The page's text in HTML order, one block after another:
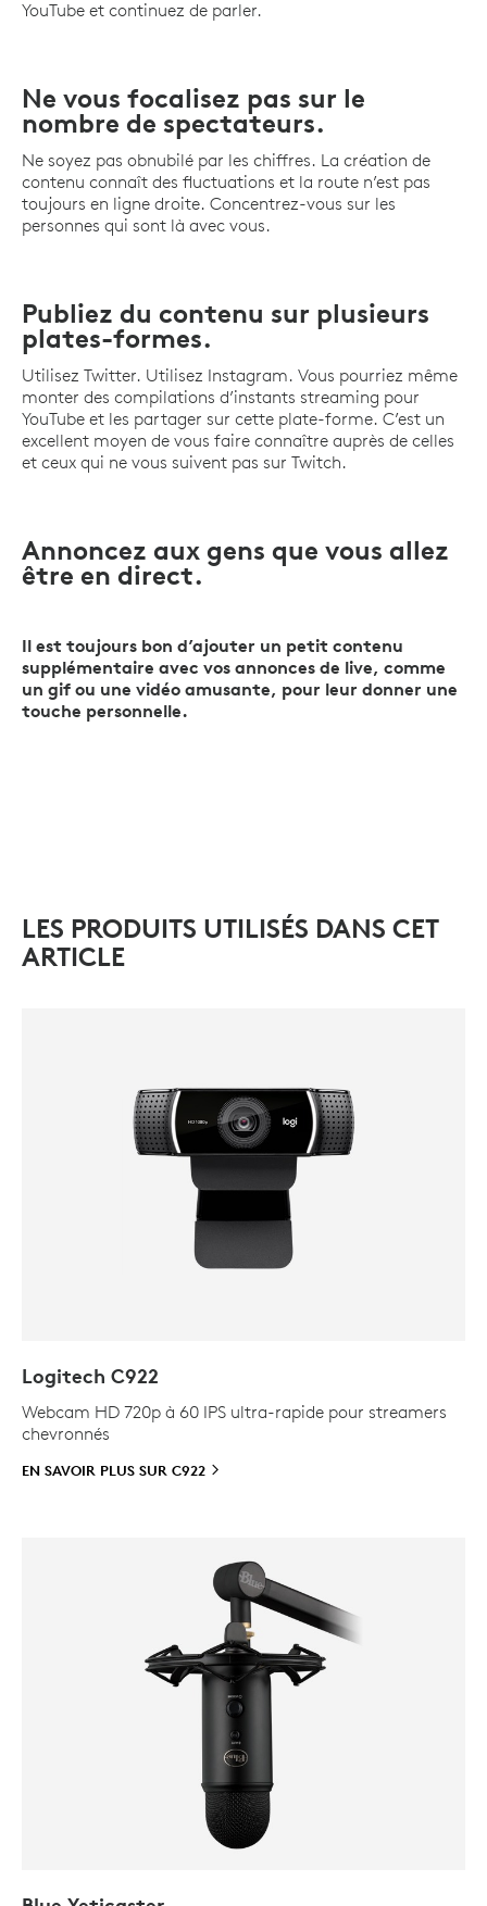
YouTube et continuez de parler.
Ne vous focalisez pas sur le
nombre de spectateurs.
Ne soyez pas obnubilé par les chiffres. La création de
contenu connaît des fluctuations et la route n’est pas
toujours en ligne droite. Concentrez-vous sur les
personnes qui sont là avec vous.
Publiez du contenu sur plusieurs
plates-formes.
Utilisez Twitter. Utilisez Instagram. Vous pourriez même
monter des compilations d’instants streaming pour
YouTube et les partager sur cette plate-forme. C’est un
excellent moyen de vous faire connaître auprès de celles
et ceux qui ne vous suivent pas sur Twitch.
Annoncez aux gens que vous allez
être en direct.
Il est toujours bon d’ajouter un petit contenu
supplémentaire avec vos annonces de live, comme
un gif ou une vidéo amusante, pour leur donner une
touche personnelle.
LES PRODUITS UTILISÉS DANS CET
ARTICLE
Logitech C922
Webcam HD 720p à 60 IPS ultra-rapide pour streamers
chevronnés
EN SAVOIR PLUS SUR C922